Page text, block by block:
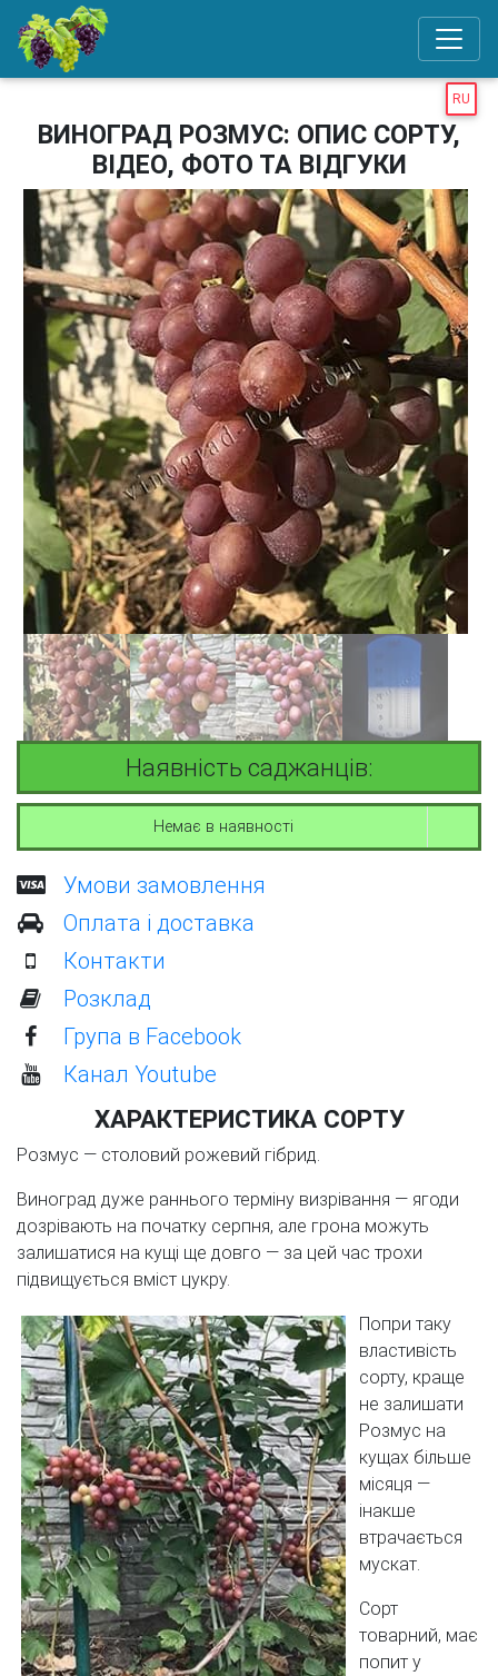
RU
ВИНОГРАД РОЗМУС: ОПИС СОРТУ,
ВІДЕО, ФОТО ТА ВІДГУКИ
Наявність саджанців:
Немає в наявності
Умови замовлення
Оплата і доставка
Контакти
Розклад
Група в Facebook
Канал Youtube
ХАРАКТЕРИСТИКА СОРТУ
Розмус — столовий рожевий гібрид.
Виноград дуже раннього терміну визрівання — ягоди
дозрівають на початку серпня, але грона можуть
залишатися на кущі ще довго — за цей час трохи
підвищується вміст цукру.
Попри таку
властивість
сорту, краще
не залишати
Розмус на
кущах більше
місяця —
інакше
втрачається
мускат.
Сорт
товарний, має
попит у